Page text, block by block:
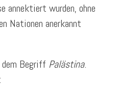
annektiert wurden, ohne
Nationen anerkannt
Begriff Palästina.